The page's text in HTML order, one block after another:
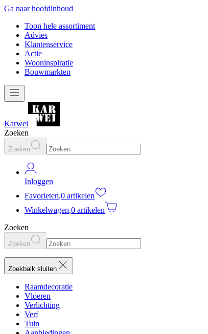
Ga naar hoofdinhoud
Toon hele assortiment
Advies
Klantenservice
Actie
Wooninspiratie
Bouwmarkten
Karwei
Zoeken
Zoeken
Inloggen
Favorieten,0 artikelen
Winkelwagen,0 artikelen
Zoeken
Zoeken
Zoekbalk sluiten
Raamdecoratie
Vloeren
Verlichting
Verf
Tuin